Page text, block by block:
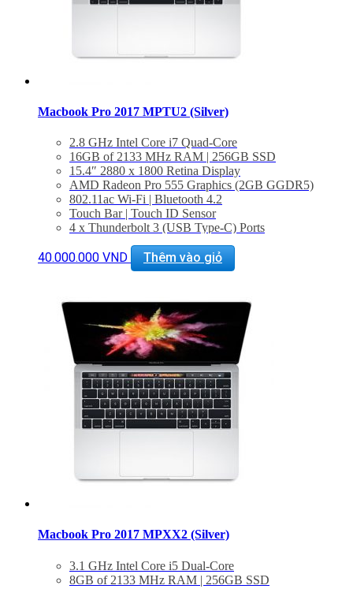
Macbook Pro 2017 MPTU2 (Silver)
2.8 GHz Intel Core i7 Quad-Core
16GB of 2133 MHz RAM | 256GB SSD
15.4″ 2880 x 1800 Retina Display
AMD Radeon Pro 555 Graphics (2GB GGDR5)
802.11ac Wi-Fi | Bluetooth 4.2
Touch Bar | Touch ID Sensor
4 x Thunderbolt 3 (USB Type-C) Ports
Force Touch Trackpad
macOS Sierra
40.000.000 VND Thêm vào giỏ
Macbook Pro 2017 MPXX2 (Silver)
3.1 GHz Intel Core i5 Dual-Core
8GB of 2133 MHz RAM | 256GB SSD